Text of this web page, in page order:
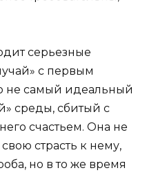
серьезные
с первым
не самый идеальный
среды, сбитый с
счастьем. Она не
страсть к нему,
но в то же время